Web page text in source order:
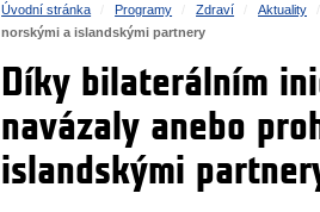
Úvodní stránka Programy Zdraví
Aktuality
norskými a islandskými partnery
Díky bilaterálním
navázaly anebo
islandskými